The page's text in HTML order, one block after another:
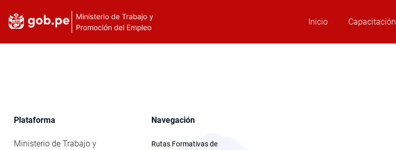
Inicio Capacitación
Plataforma
Ministerio de Trabajo y
Navegación
Rutas Formativas de